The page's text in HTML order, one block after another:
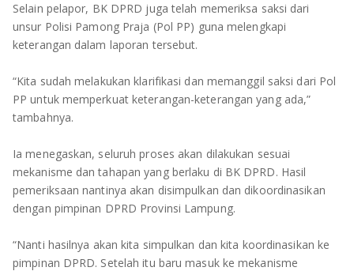
Selain pelapor, BK DPRD juga telah memeriksa saksi dari
unsur Polisi Pamong Praja (Pol PP) guna melengkapi
keterangan dalam laporan tersebut.
“Kita sudah melakukan klarifikasi dan memanggil saksi dari Pol
PP untuk memperkuat keterangan-keterangan yang ada,”
tambahnya.
Ia menegaskan, seluruh proses akan dilakukan sesuai
mekanisme dan tahapan yang berlaku di BK DPRD. Hasil
pemeriksaan nantinya akan disimpulkan dan dikoordinasikan
dengan pimpinan DPRD Provinsi Lampung.
“Nanti hasilnya akan kita simpulkan dan kita koordinasikan ke
pimpinan DPRD. Setelah itu baru masuk ke mekanisme